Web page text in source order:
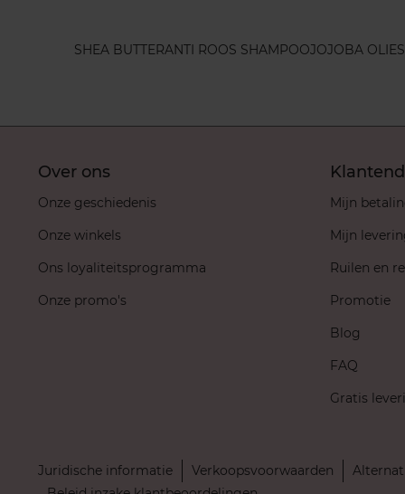
SHEA BUTTERANTI ROOS SHAMPOOJOJOBA OLIE
Over ons
Onze geschiedenis
Onze winkels
Ons loyaliteitsprogramma
Onze promo's
Mijn
Mijn
Ruilen en
Promotie
Blog
FAQ
Gratis
Juridische informatie Verkoopsvoorwaarden